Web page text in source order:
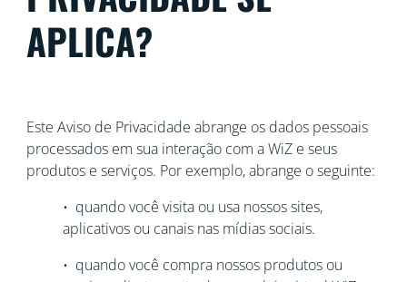
APLICA?
Este Aviso de Privacidade abrange os dados pessoais
processados em sua interação com a WiZ e seus
produtos e serviços. Por exemplo, abrange o seguinte:
• quando você visita ou usa nossos sites,
aplicativos ou canais nas mídias sociais.
• quando você compra nossos produtos ou